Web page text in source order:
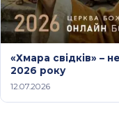
«Хмара свідків» –
2026 року
12.07.2026